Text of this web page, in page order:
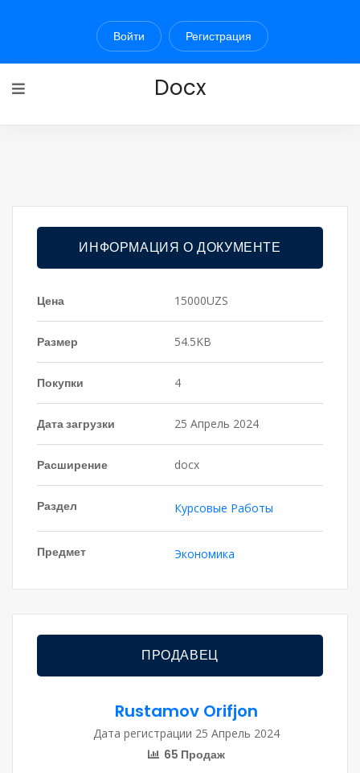
Войти Регистрация
Docx
ИНФОРМАЦИЯ О ДОКУМЕНТЕ
Цена 15000UZS
Размер 54.5KB
Покупки 4
Дата загрузки 25 Апрель 2024
Расширение docx
Раздел Курсовые Работы
Предмет Экономика
ПРОДАВЕЦ
Rustamov Orifjon
Дата регистрации 25 Апрель 2024
65 Продаж